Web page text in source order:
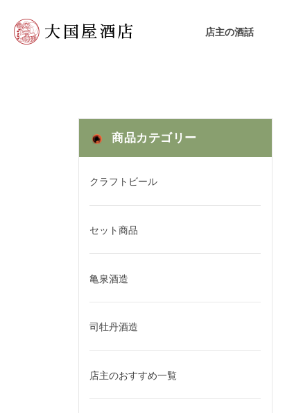
店主の酒話
商品カテゴリー
クラフトビール
セット商品
亀泉酒造
司牡丹酒造
店主のおすすめ一覧